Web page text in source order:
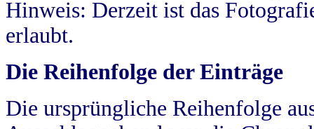
Hinweis: Derzeit ist das
erlaubt.
Die Reihenfolge der Einträge
Die ursprüngliche Reihenfolge